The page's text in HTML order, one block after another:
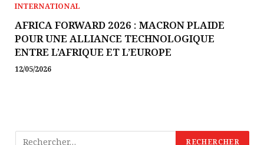
INTERNATIONAL
AFRICA FORWARD 2026 : MACRON PLAIDE
POUR UNE ALLIANCE TECHNOLOGIQUE
ENTRE L’AFRIQUE ET L’EUROPE
12/05/2026